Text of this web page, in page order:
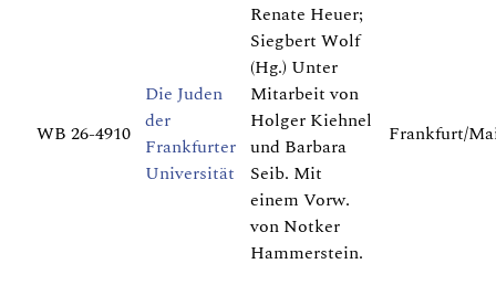
WB 26-4910
Die Juden
der
Frankfurter
Universität
Renate Heuer;
Siegbert Wolf
(Hg.) Unter
Mitarbeit von
Holger Kiehnel
und Barbara
Seib. Mit
einem Vorw.
von Notker
Hammerstein.
Frankfurt/